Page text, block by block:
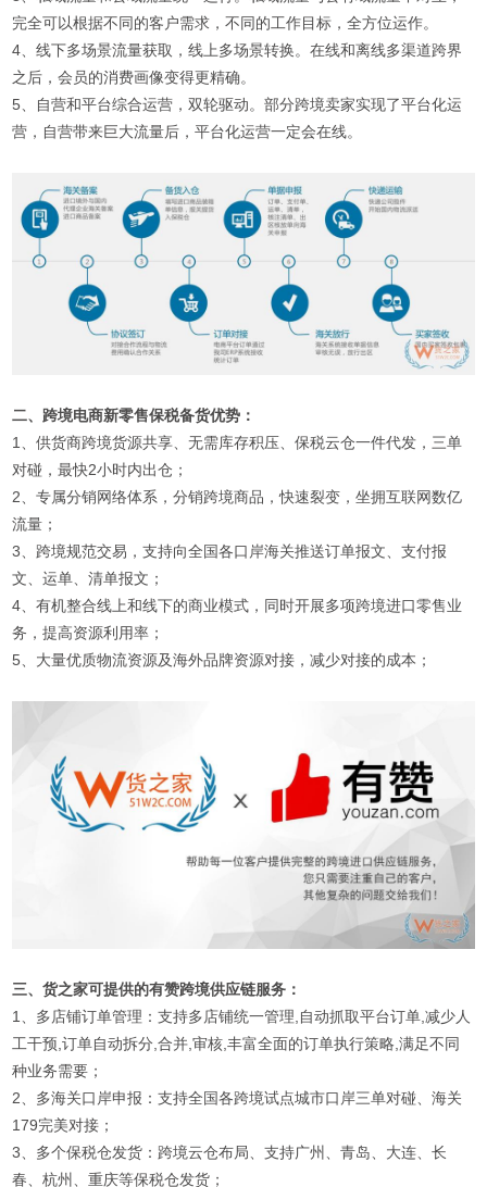
完全可以根据不同的客户需求，不同的工作目标，全方位运作。
4、线下多场景流量获取，线上多场景转换。在线和离线多渠道跨界
之后，会员的消费画像变得更精确。
5、自营和平台综合运营，双轮驱动。部分跨境卖家实现了平台化运
营，自营带来巨大流量后，平台化运营一定会在线。
二、跨境电商新零售保税备货优势：
1、供货商跨境货源共享、无需库存积压、保税云仓一件代发，三单
对碰，最快2小时内出仓；
2、专属分销网络体系，分销跨境商品，快速裂变，坐拥互联网数亿
流量；
3、跨境规范交易，支持向全国各口岸海关推送订单报文、支付报
文、运单、清单报文；
4、有机整合线上和线下的商业模式，同时开展多项跨境进口零售业
务，提高资源利用率；
5、大量优质物流资源及海外品牌资源对接，减少对接的成本；
三、货之家可提供的有赞跨境供应链服务：
1、多店铺订单管理：支持多店铺统一管理,自动抓取平台订单,减少人
工干预,订单自动拆分,合并,审核,丰富全面的订单执行策略,满足不同
种业务需要；
2、多海关口岸申报：支持全国各跨境试点城市口岸三单对碰、海关
179完美对接；
3、多个保税仓发货：跨境云仓布局、支持广州、青岛、大连、长
春、杭州、重庆等保税仓发货；